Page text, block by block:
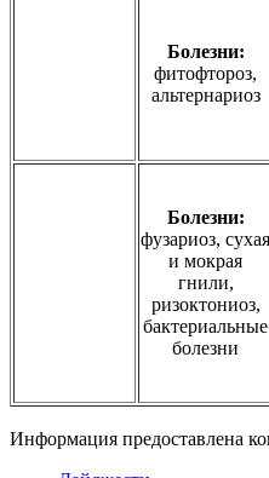
Болезни:
фитофтороз,
альтернариоз
Болезни:
фузариоз, сухая
и мокрая
гнили,
ризоктониоз,
бактериальные
болезни
Информация предоставлена